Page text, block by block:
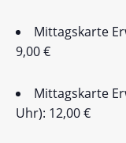
Mittagskarte
9,00 €
Mittagskarte
Uhr): 12,00 €